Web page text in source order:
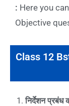
: Here you
Objective
Class 12
निर्देशन प्रबंध